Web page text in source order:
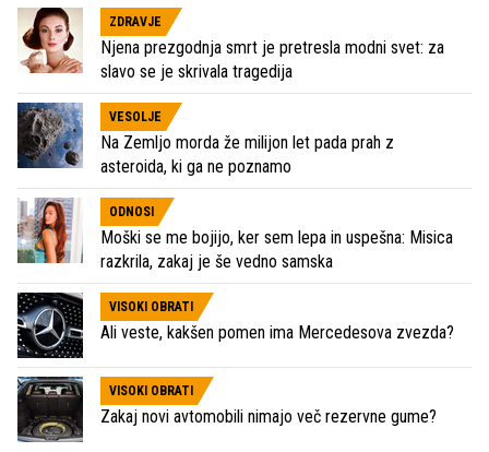
ZDRAVJE
Njena prezgodnja smrt je pretresla modni svet: za
slavo se je skrivala tragedija
VESOLJE
Na Zemljo morda že milijon let pada prah z
asteroida, ki ga ne poznamo
ODNOSI
Moški se me bojijo, ker sem lepa in uspešna: Misica
razkrila, zakaj je še vedno samska
VISOKI OBRATI
Ali veste, kakšen pomen ima Mercedesova zvezda?
VISOKI OBRATI
Zakaj novi avtomobili nimajo več rezervne gume?